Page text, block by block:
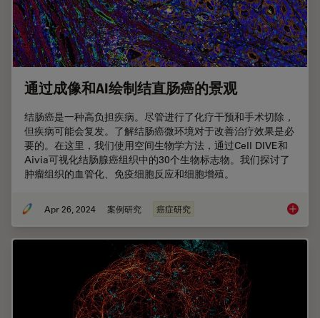
通过成像和AI绘制结直肠癌的景观
结肠癌是一种高负担疾病。尽管进行了化疗干预和手术切除，
但疾病可能会复发。了解结肠癌微环境对于改善治疗效果是必
要的。在这里，我们使用空间生物学方法，通过Cell DIVE和
Aivia可视化结肠腺癌组织中的30个生物标志物。我们探讨了
肿瘤组织的血管化、免疫细胞反应和细胞增殖。
Apr 26, 2024 案例研究 癌症研究 通过成